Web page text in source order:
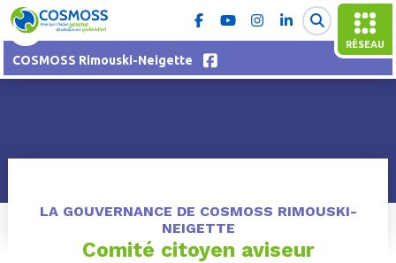
RÉSEAU
COSMOSS Rimouski-Neigette
LA GOUVERNANCE DE COSMOSS RIMOUSKI-
NEIGETTE
Comité citoyen aviseur